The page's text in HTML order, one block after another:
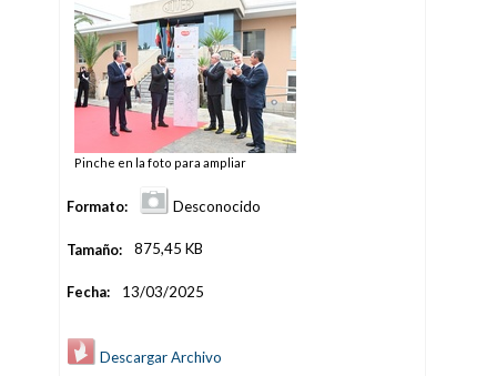
Pinche en la foto para ampliar
Formato: Desconocido
Tamaño: 875,45 KB
Fecha: 13/03/2025
Descargar Archivo